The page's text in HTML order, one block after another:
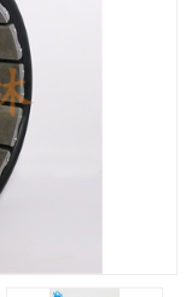
件
器
胎
配件